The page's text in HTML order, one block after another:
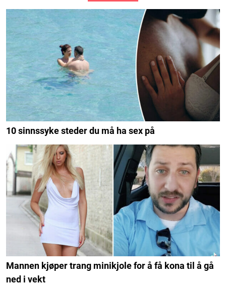
10 sinnssyke steder du må ha sex på
Mannen kjøper trang minikjole for å få kona til å gå
ned i vekt